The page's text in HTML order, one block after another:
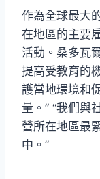
作為全球最大
在地區的主要
活動。桑多瓦
提高受教育的
護當地環境和
量。” “我們與
營所在地區最
中。”